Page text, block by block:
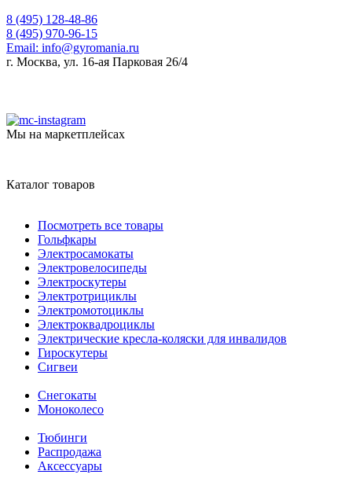
8 (495) 128-48-86
8 (495) 970-96-15
Email: info@gyromania.ru
г. Москва, ул. 16-ая Парковая 26/4
Мы на маркетплейсах
Каталог товаров
Посмотреть все товары
Гольфкары
Электросамокаты
Электровелосипеды
Электроскутеры
Электротрициклы
Электромотоциклы
Электроквадроциклы
Электрические кресла-коляски для инвалидов
Гироскутеры
Сигвеи
Снегокаты
Моноколесо
Тюбинги
Распродажа
Аксессуары